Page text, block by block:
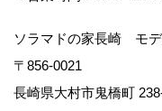
ソラマドの家長崎 モデ
〒856-0021
長崎県大村市鬼橋町